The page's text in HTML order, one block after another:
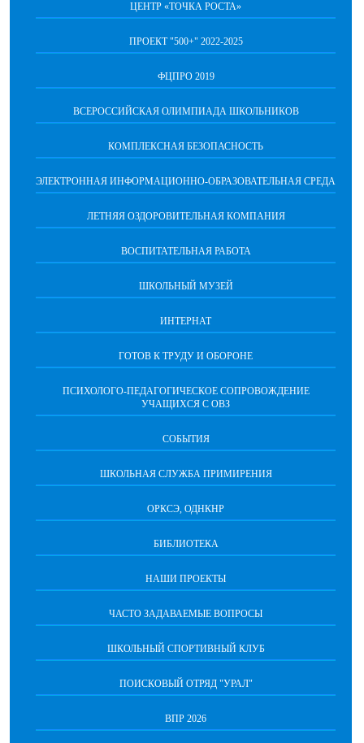
ЦЕНТР «ТОЧКА РОСТА»
ПРОЕКТ "500+" 2022-2025
ФЦПРО 2019
ВСЕРОССИЙСКАЯ ОЛИМПИАДА ШКОЛЬНИКОВ
КОМПЛЕКСНАЯ БЕЗОПАСНОСТЬ
ЭЛЕКТРОННАЯ ИНФОРМАЦИОННО-ОБРАЗОВАТЕЛЬНАЯ СРЕДА
ЛЕТНЯЯ ОЗДОРОВИТЕЛЬНАЯ КОМПАНИЯ
ВОСПИТАТЕЛЬНАЯ РАБОТА
ШКОЛЬНЫЙ МУЗЕЙ
ИНТЕРНАТ
ГОТОВ К ТРУДУ И ОБОРОНЕ
ПСИХОЛОГО-ПЕДАГОГИЧЕСКОЕ СОПРОВОЖДЕНИЕ
УЧАЩИХСЯ С ОВЗ
СОБЫТИЯ
ШКОЛЬНАЯ СЛУЖБА ПРИМИРЕНИЯ
ОРКСЭ, ОДНКНР
БИБЛИОТЕКА
НАШИ ПРОЕКТЫ
ЧАСТО ЗАДАВАЕМЫЕ ВОПРОСЫ
ШКОЛЬНЫЙ СПОРТИВНЫЙ КЛУБ
ПОИСКОВЫЙ ОТРЯД "УРАЛ"
ВПР 2026